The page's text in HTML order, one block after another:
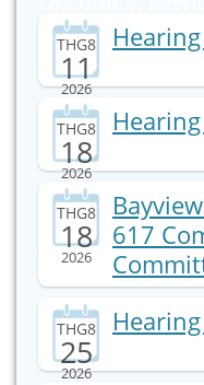
THG8
11
2026
THG8
18
2026
THG8
18
2026
617
THG8
25
2026